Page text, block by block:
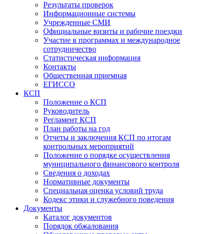
Результаты проверок
Информационные системы
Учрежденные СМИ
Официальные визиты и рабочие поездки
Участие в программах и международное
сотрудничество
Статистическая информация
Контакты
Общественная приемная
ЕГИССО
КСП
Положение о КСП
Руководитель
Регламент КСП
План работы на год
Отчеты и заключения КСП по итогам
контрольных мероприятий
Положение о порядке осуществления
муниципального финансового контроля
Сведения о доходах
Нормативные документы
Специальная оценка условий труда
Кодекс этики и служебного поведения
Документы
Каталог документов
Порядок обжалования